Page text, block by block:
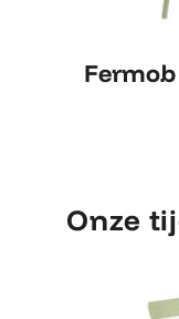
Onze